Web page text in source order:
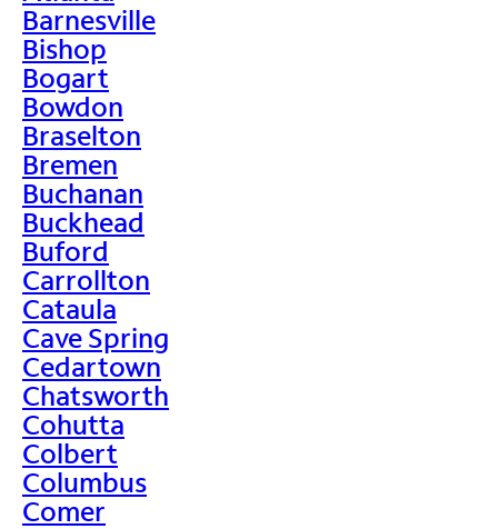
Barnesville
Bishop
Bogart
Bowdon
Braselton
Bremen
Buchanan
Buckhead
Buford
Carrollton
Cataula
Cave Spring
Cedartown
Chatsworth
Cohutta
Colbert
Columbus
Comer